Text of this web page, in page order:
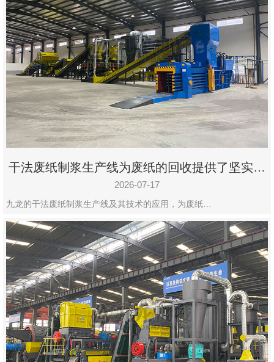
司
豫
ICP
备
19020390
号-1
干法废纸制浆生产线为废纸的回收提供了坚实的
保障
2026-07-17
九龙的干法废纸制浆生产线及其技术的应用，为废纸…